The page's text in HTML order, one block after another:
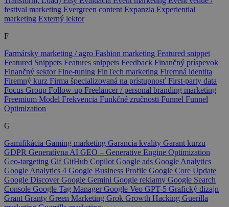
festival marketing Evergreen content Expanzia Experiential
marketing Externý lektor
F
Farmársky marketing / agro Fashion marketing Featured snippet
Featured Snippets Features snippets Feedback Finančný príspevok
Finančný sektorFine-tuning FinTech marketing Firemná identita
Firemný kurz Firma špecializovaná na prístupnosť First-party data
Focus Group Follow-up Freelancer / personal branding marketing
Freemium Model Frekvencia Funkčné zručnosti Funnel Funnel
Optimization
G
Gamifikácia Gaming marketing Garancia kvality Garant kurzu
GDPR Generatívna AI GEO – Generative Engine Optimization
Geo-targeting GifGitHub Copilot Google ads Google Analytics
Google Analytics 4 Google Business Profile Google Core Update
Google DiscoverGoogle Gemini Google reklamy Google Search
Console Google Tag ManagerGoogle Veo GPT-5 Grafický dizajn
Grant Granty Green Marketing Grok Growth Hacking Guerilla